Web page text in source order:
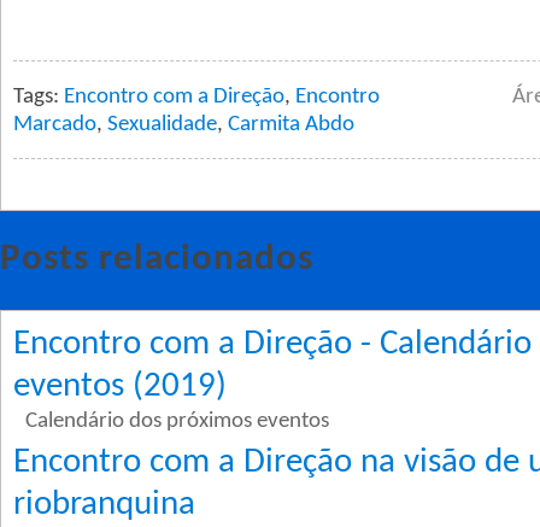
Tags: Encontro com a Direção, Encontro
Marcado, Sexualidade, Carmita Abdo
Posts relacionados
Encontro com a Direção -
eventos (2019)
Calendário dos próximos eventos
Encontro com a Direção na visão de
riobranquina